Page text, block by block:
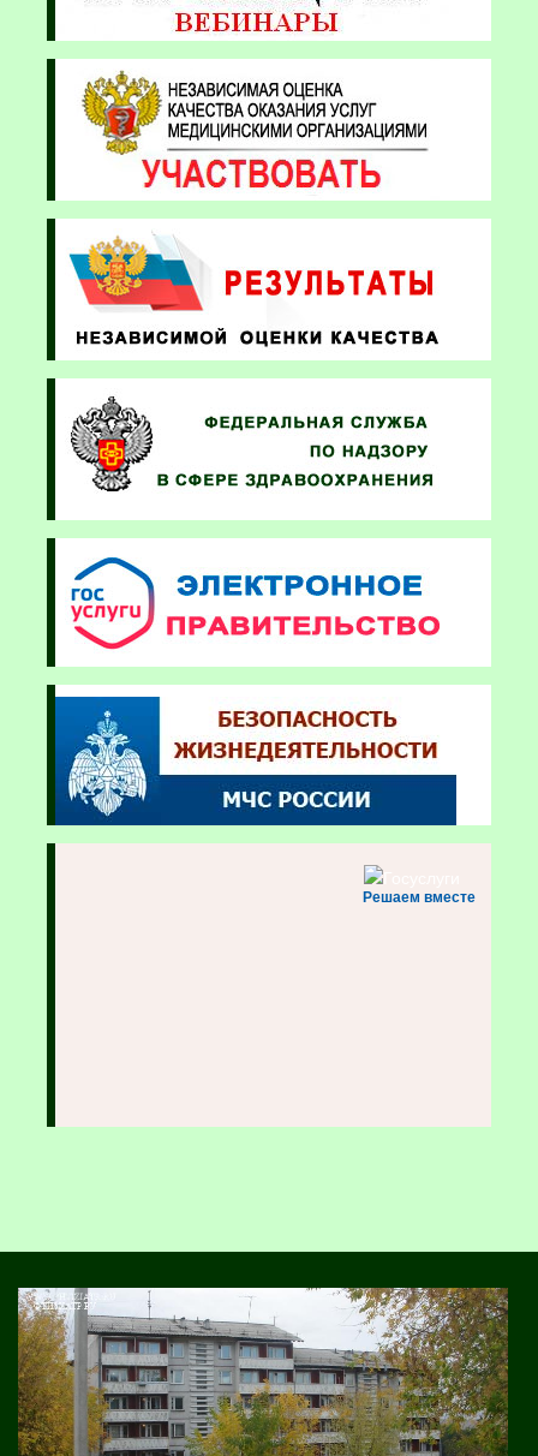
Решаем вместе